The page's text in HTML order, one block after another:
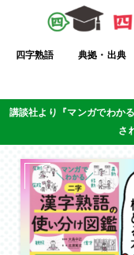
四字熟語 典拠・出典
講談社より『マンガでわか
さ